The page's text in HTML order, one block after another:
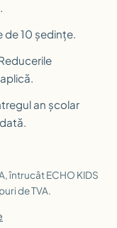
10 ședințe.
an școlar
întrucât ECHO KIDS
de TVA.